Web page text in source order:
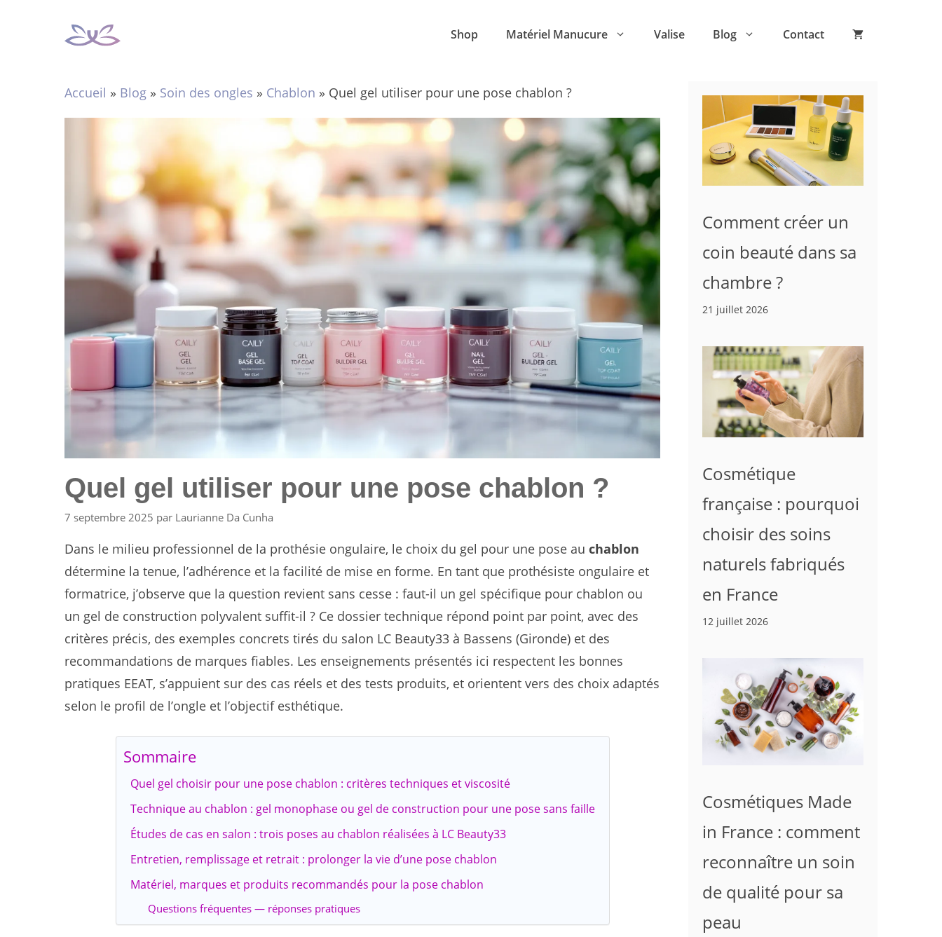
Shop Matériel Manucure Valise Blog Contact
Accueil » Blog » Soin des ongles » Chablon » Quel gel utiliser pour une pose chablon ?
Quel gel utiliser pour une pose chablon ?
7 septembre 2025 par Laurianne Da Cunha
Dans le milieu professionnel de la prothésie ongulaire, le choix du gel pour une pose au chablon
détermine la tenue, l’adhérence et la facilité de mise en forme. En tant que prothésiste ongulaire et
formatrice, j’observe que la question revient sans cesse : faut-il un gel spécifique pour chablon ou
un gel de construction polyvalent suffit-il ? Ce dossier technique répond point par point, avec des
critères précis, des exemples concrets tirés du salon LC Beauty33 à Bassens (Gironde) et des
recommandations de marques fiables. Les enseignements présentés ici respectent les bonnes
pratiques EEAT, s’appuient sur des cas réels et des tests produits, et orientent vers des choix adaptés
selon le profil de l’ongle et l’objectif esthétique.
Sommaire
Quel gel choisir pour une pose chablon : critères techniques et viscosité
Technique au chablon : gel monophase ou gel de construction pour une pose sans faille
Études de cas en salon : trois poses au chablon réalisées à LC Beauty33
Entretien, remplissage et retrait : prolonger la vie d’une pose chablon
Matériel, marques et produits recommandés pour la pose chablon
Questions fréquentes — réponses pratiques
Comment créer un
coin beauté dans sa
chambre ?
21 juillet 2026
Cosmétique
française : pourquoi
choisir des soins
naturels fabriqués
en France
12 juillet 2026
Cosmétiques Made
in France : comment
reconnaître un soin
de qualité pour sa
peau